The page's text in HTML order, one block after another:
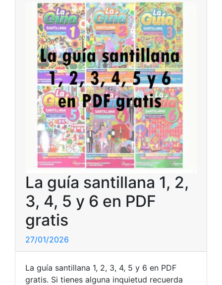
La guía santillana 1, 2,
3, 4, 5 y 6 en PDF
gratis
27/01/2026
La guía santillana 1, 2, 3, 4, 5 y 6 en PDF
gratis. Si tienes alguna inquietud recuerda